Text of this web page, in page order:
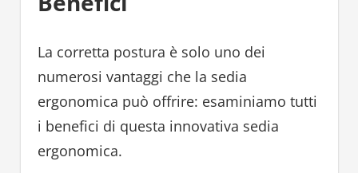
La corretta postura è solo uno dei
numerosi vantaggi che la sedia
ergonomica può offrire: esaminiamo tutti
i benefici di questa innovativa sedia
ergonomica.